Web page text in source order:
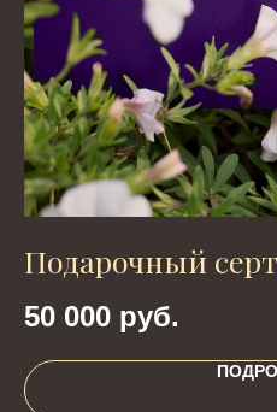
Подарочный
50 000 руб.